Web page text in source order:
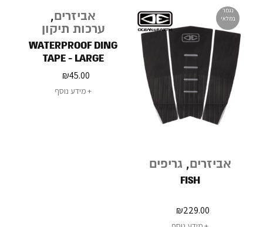
אביזרים,
ערכות תיקון
WATERPROOF DING
TAPE - LARGE
₪45.00
מידע נוסף
נגמר
במלאי
אביזרים, גריפים
FISH
₪229.00